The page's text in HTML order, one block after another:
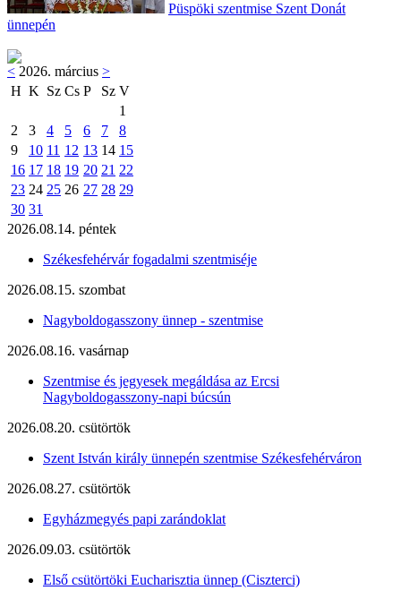
Püspöki szentmise Szent Donát
ünnepén
< 2026. március >
H K Sz Cs P Sz V
1
2
3 4 5 6 7
8
9
10 11 12 13 14 15
16 17 18 19 20 21 22
23 24 25 26 27 28 29
30 31
2026.08.14. péntek
Székesfehérvár fogadalmi szentmiséje
2026.08.15. szombat
Nagyboldogasszony ünnep - szentmise
2026.08.16. vasárnap
Szentmise és jegyesek megáldása az Ercsi
Nagyboldogasszony-napi búcsún
2026.08.20. csütörtök
Szent István király ünnepén szentmise Székesfehérváron
2026.08.27. csütörtök
Egyházmegyés papi zarándoklat
2026.09.03. csütörtök
Első csütörtöki Eucharisztia ünnep (Ciszterci)